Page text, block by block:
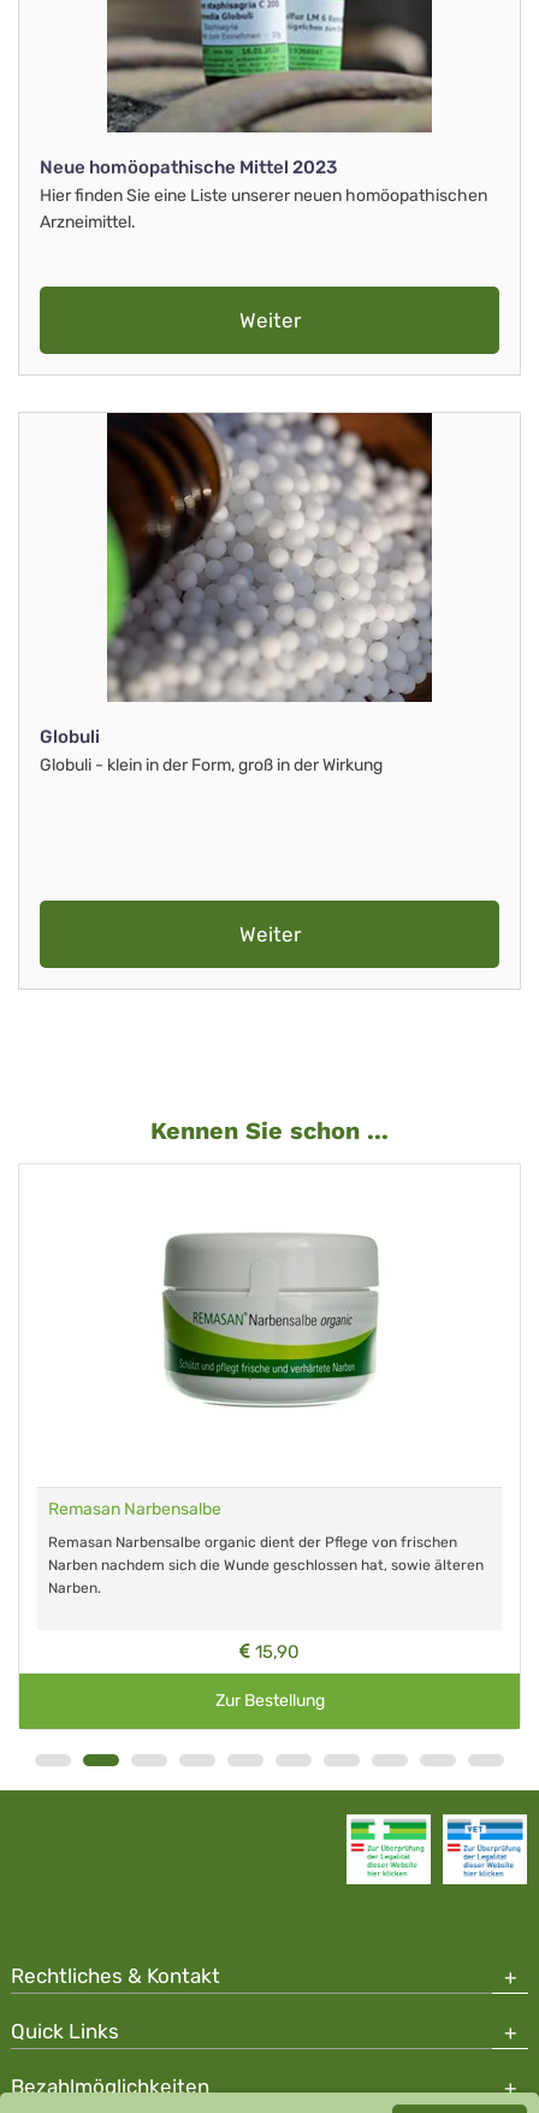
Neue homöopathische Mittel 2023
Hier finden Sie eine Liste unserer neuen homöopathischen
Arzneimittel.
Weiter
Globuli
Globuli - klein in der Form, groß in der Wirkung
Weiter
Kennen Sie schon ...
Remasan Narbensalbe
Remasan Narbensalbe organic dient der Pflege von frischen
Narben nachdem sich die Wunde geschlossen hat, sowie älteren
Narben.
15,90
Zur Bestellung
Rechtliches & Kontakt
Quick Links
Bezahlmöglichkeiten